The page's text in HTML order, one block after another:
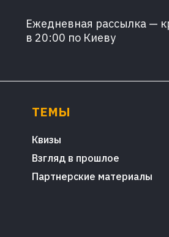
Ежедневная рассылка —
в 20:00 по Киеву
ТЕМЫ
Квизы
Взгляд в прошлое
Партнерские материалы